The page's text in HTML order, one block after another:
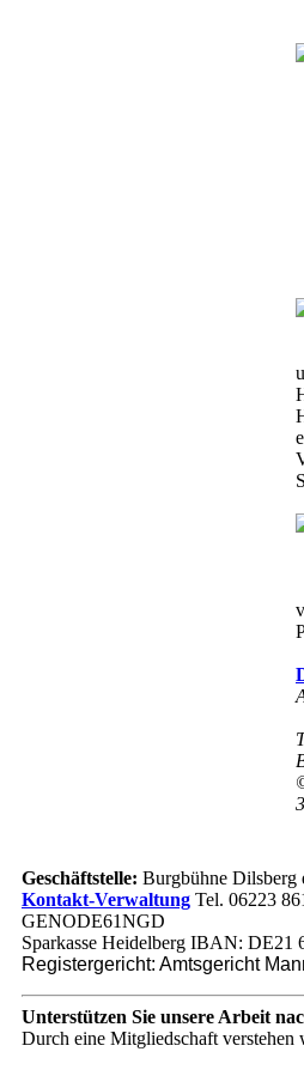
Geschäftstelle: Burgbühne Dilsberg
Kontakt-Verwaltung Tel. 06223
GENODE61NGD
Sparkasse Heidelberg IBAN:
Registergericht: Amtsgericht
Unterstützen Sie unsere Arbeit
Durch eine Mitgliedschaft